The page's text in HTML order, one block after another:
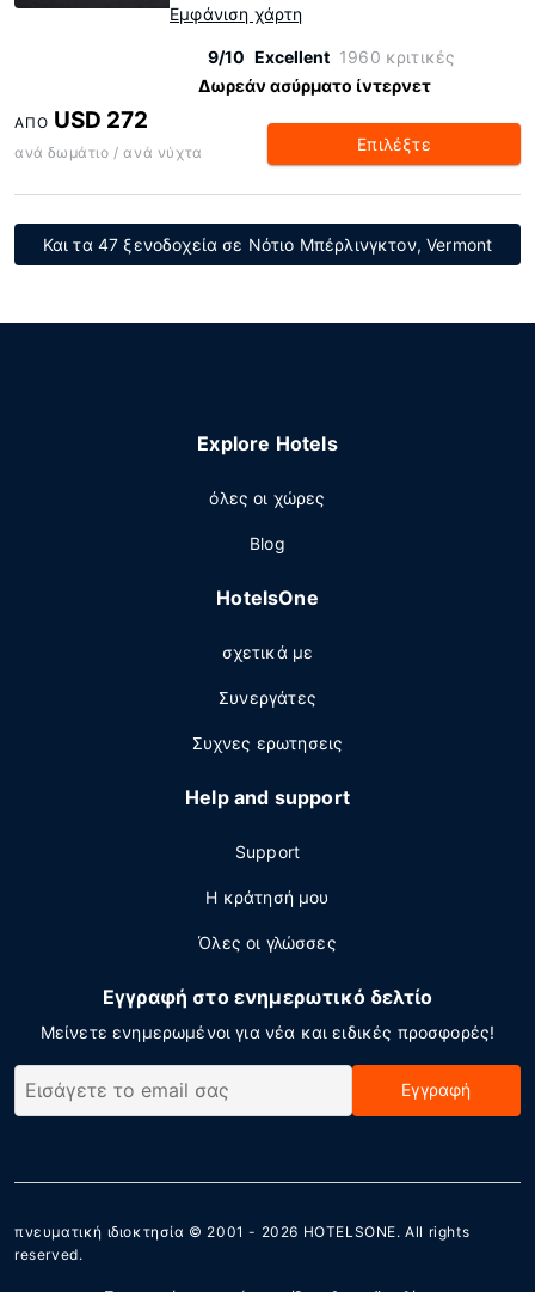
Εμφάνιση χάρτη
9/10 Excellent 1960 κριτικές
Δωρεάν ασύρματο ίντερνετ
ΑΠΌ USD 272
ανά δωμάτιο / ανά νύχτα Επιλέξτε
Και τα 47 ξενοδοχεία σε Νότιο Μπέρλινγκτον, Vermont
Explore Hotels
όλες οι χώρες
Blog
HotelsOne
σχετικά με
Συνεργάτες
Συχνες ερωτησεις
Help and support
Support
Η κράτησή μου
Όλες οι γλώσσες
Εγγραφή στο ενημερωτικό δελτίο
Μείνετε ενημερωμένοι για νέα και ειδικές προσφορές!
Εγγραφή
πνευματική ιδιοκτησία © 2001 - 2026 HOTELSONE. All rights
reserved.